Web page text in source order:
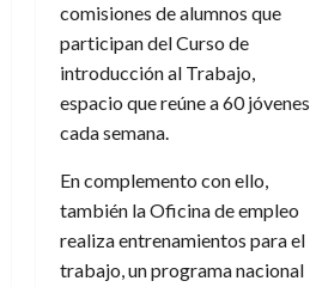
comisiones de alumnos que
participan del Curso de
introducción al Trabajo,
espacio que reúne a 60 jóvenes
cada semana.
En complemento con ello,
también la Oficina de empleo
realiza entrenamientos para el
trabajo, un programa nacional